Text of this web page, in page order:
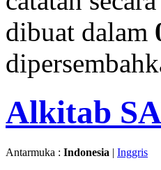
dibuat dalam
Alkitab
Antarmuka : Indonesia | Inggris